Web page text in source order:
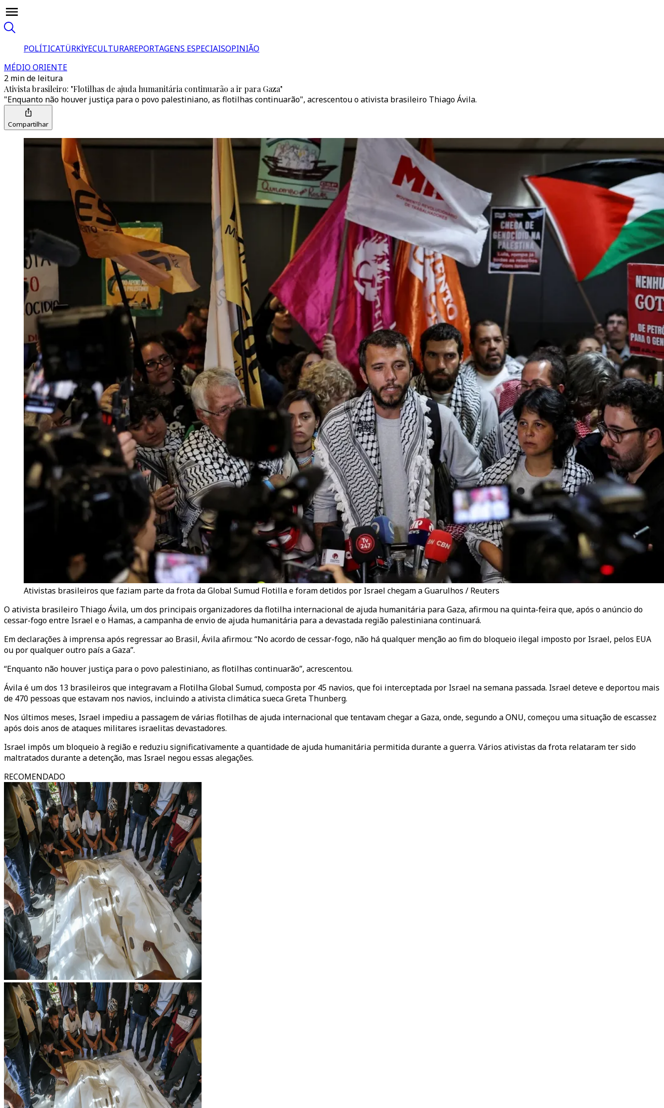
POLÍTICATÜRKİYECULTURAREPORTAGENS ESPECIAISOPINIÃO
MÉDIO ORIENTE
2 min de leitura
Ativista brasileiro: "Flotilhas de ajuda humanitária continuarão a ir para Gaza"
"Enquanto não houver justiça para o povo palestiniano, as flotilhas continuarão", acrescentou o ativista brasileiro Thiago Ávila.
Compartilhar
Ativistas brasileiros que faziam parte da frota da Global Sumud Flotilla e foram detidos por Israel chegam a Guarulhos / Reuters
O ativista brasileiro Thiago Ávila, um dos principais organizadores da flotilha internacional de ajuda humanitária para Gaza, afirmou na quinta-feira que, após o anúncio do
cessar-fogo entre Israel e o Hamas, a campanha de envio de ajuda humanitária para a devastada região palestiniana continuará.
Em declarações à imprensa após regressar ao Brasil, Ávila afirmou: “No acordo de cessar-fogo, não há qualquer menção ao fim do bloqueio ilegal imposto por Israel, pelos EUA
ou por qualquer outro país a Gaza”.
“Enquanto não houver justiça para o povo palestiniano, as flotilhas continuarão”, acrescentou.
Ávila é um dos 13 brasileiros que integravam a Flotilha Global Sumud, composta por 45 navios, que foi interceptada por Israel na semana passada. Israel deteve e deportou mais
de 470 pessoas que estavam nos navios, incluindo a ativista climática sueca Greta Thunberg.
Nos últimos meses, Israel impediu a passagem de várias flotilhas de ajuda internacional que tentavam chegar a Gaza, onde, segundo a ONU, começou uma situação de escassez
após dois anos de ataques militares israelitas devastadores.
Israel impôs um bloqueio à região e reduziu significativamente a quantidade de ajuda humanitária permitida durante a guerra. Vários ativistas da frota relataram ter sido
maltratados durante a detenção, mas Israel negou essas alegações.
RECOMENDADO